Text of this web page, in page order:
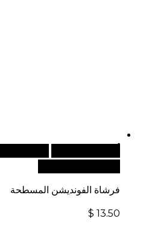
فرشاة الفونديشن المسطحة
$ 13.50